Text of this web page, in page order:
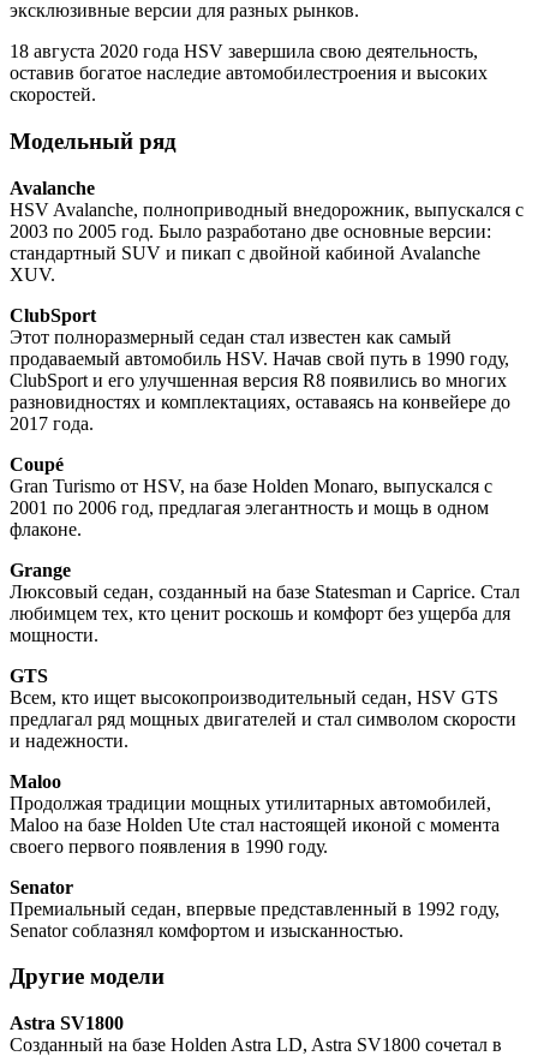
эксклюзивные версии для разных рынков.
18 августа 2020 года HSV завершила свою деятельность,
оставив богатое наследие автомобилестроения и высоких
скоростей.
Модельный ряд
Avalanche
HSV Avalanche, полноприводный внедорожник, выпускался с
2003 по 2005 год. Было разработано две основные версии:
стандартный SUV и пикaп с двойной кабиной Avalanche
XUV.
ClubSport
Этот полноразмерный седан стал известен как самый
продаваемый автомобиль HSV. Начав свой путь в 1990 году,
ClubSport и его улучшенная версия R8 появились во многих
разновидностях и комплектациях, оставаясь на конвейере до
2017 года.
Coupé
Gran Turismo от HSV, на базе Holden Monaro, выпускался с
2001 по 2006 год, предлагая элегантность и мощь в одном
флаконе.
Grange
Люксовый седан, созданный на базе Statesman и Caprice. Стал
любимцем тех, кто ценит роскошь и комфорт без ущерба для
мощности.
GTS
Всем, кто ищет высокопроизводительный седан, HSV GTS
предлагал ряд мощных двигателей и стал символом скорости
и надежности.
Maloo
Продолжая традиции мощных утилитарных автомобилей,
Maloo на базе Holden Ute стал настоящей иконой с момента
своего первого появления в 1990 году.
Senator
Премиальный седан, впервые представленный в 1992 году,
Senator соблазнял комфортом и изысканностью.
Другие модели
Astra SV1800
Созданный на базе Holden Astra LD, Astra SV1800 сочетал в